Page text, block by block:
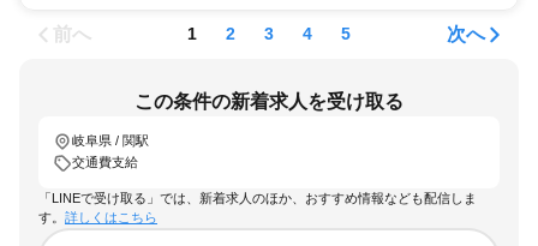
前へ 1 2 3 4 5 次へ
この条件の新着求人を受け取る
岐阜県 / 関駅
交通費支給
「LINEで受け取る」では、新着求人のほか、おすすめ情報なども配信しま
す。 詳しくはこちら